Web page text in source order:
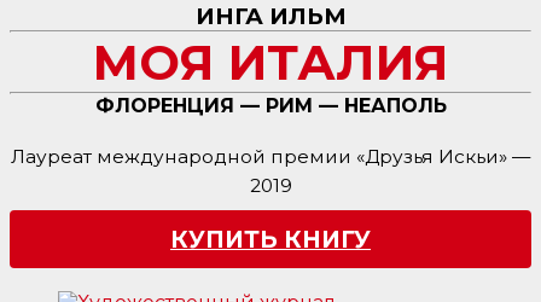
ИНГА ИЛЬМ
МОЯ ИТАЛИЯ
ФЛОРЕНЦИЯ — РИМ — НЕАПОЛЬ
Лауреат международной премии «Друзья Искьи» —
2019
КУПИТЬ КНИГУ